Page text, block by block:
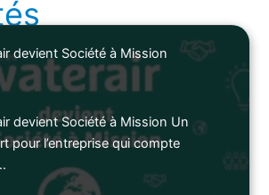
devient Société à Mission
devient Société à Mission Un
pour l’entreprise qui compte